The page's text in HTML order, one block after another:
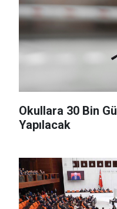
Okullara 30 Bin
Yapılacak